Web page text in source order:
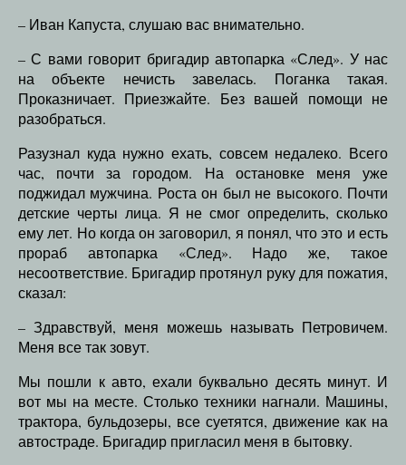
– Иван Капуста, слушаю вас внимательно.
– С вами говорит бригадир автопарка «След». У нас
на объекте нечисть завелась. Поганка такая.
Проказничает. Приезжайте. Без вашей помощи не
разобраться.
Разузнал куда нужно ехать, совсем недалеко. Всего
час, почти за городом. На остановке меня уже
поджидал мужчина. Роста он был не высокого. Почти
детские черты лица. Я не смог определить, сколько
ему лет. Но когда он заговорил, я понял, что это и есть
прораб автопарка «След». Надо же, такое
несоответствие. Бригадир протянул руку для пожатия,
сказал:
– Здравствуй, меня можешь называть Петровичем.
Меня все так зовут.
Мы пошли к авто, ехали буквально десять минут. И
вот мы на месте. Столько техники нагнали. Машины,
трактора, бульдозеры, все суетятся, движение как на
автостраде. Бригадир пригласил меня в бытовку.